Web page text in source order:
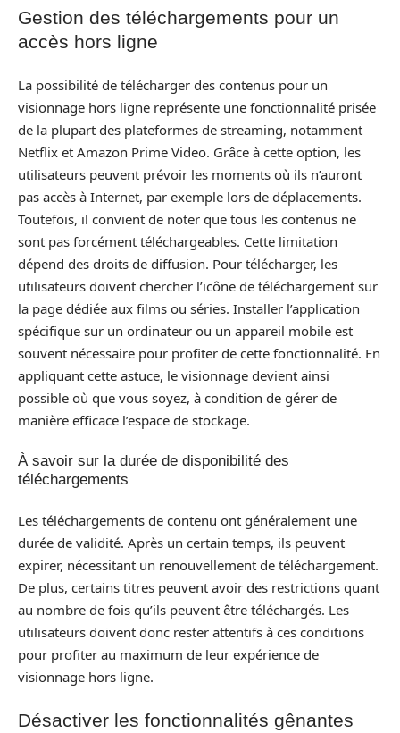
Gestion des téléchargements pour un
accès hors ligne
La possibilité de télécharger des contenus pour un
visionnage hors ligne représente une fonctionnalité prisée
de la plupart des plateformes de streaming, notamment
Netflix et Amazon Prime Video. Grâce à cette option, les
utilisateurs peuvent prévoir les moments où ils n’auront
pas accès à Internet, par exemple lors de déplacements.
Toutefois, il convient de noter que tous les contenus ne
sont pas forcément téléchargeables. Cette limitation
dépend des droits de diffusion. Pour télécharger, les
utilisateurs doivent chercher l’icône de téléchargement sur
la page dédiée aux films ou séries. Installer l’application
spécifique sur un ordinateur ou un appareil mobile est
souvent nécessaire pour profiter de cette fonctionnalité. En
appliquant cette astuce, le visionnage devient ainsi
possible où que vous soyez, à condition de gérer de
manière efficace l’espace de stockage.
À savoir sur la durée de disponibilité des
téléchargements
Les téléchargements de contenu ont généralement une
durée de validité. Après un certain temps, ils peuvent
expirer, nécessitant un renouvellement de téléchargement.
De plus, certains titres peuvent avoir des restrictions quant
au nombre de fois qu’ils peuvent être téléchargés. Les
utilisateurs doivent donc rester attentifs à ces conditions
pour profiter au maximum de leur expérience de
visionnage hors ligne.
Désactiver les fonctionnalités gênantes